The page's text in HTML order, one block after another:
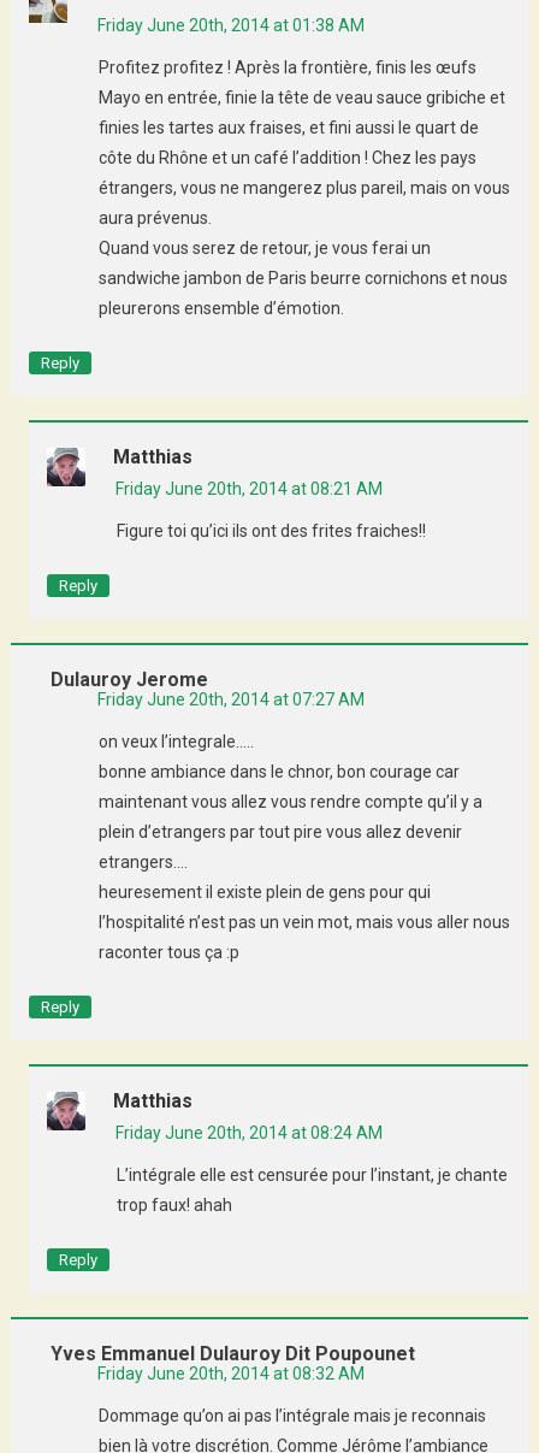
Friday June 20th, 2014 at 01:38 AM
Profitez profitez ! Après la frontière, finis les œufs
Mayo en entrée, finie la tête de veau sauce gribiche et
finies les tartes aux fraises, et fini aussi le quart de
côte du Rhône et un café l’addition ! Chez les pays
étrangers, vous ne mangerez plus pareil, mais on vous
aura prévenus.
Quand vous serez de retour, je vous ferai un
sandwiche jambon de Paris beurre cornichons et nous
pleurerons ensemble d’émotion.
Reply
Matthias
Friday June 20th, 2014 at 08:21 AM
Figure toi qu’ici ils ont des frites fraiches!!
Reply
Dulauroy Jerome
Friday June 20th, 2014 at 07:27 AM
on veux l’integrale…..
bonne ambiance dans le chnor, bon courage car
maintenant vous allez vous rendre compte qu’il y a
plein d’etrangers par tout pire vous allez devenir
etrangers….
heuresement il existe plein de gens pour qui
l’hospitalité n’est pas un vein mot, mais vous aller nous
raconter tous ça :p
Reply
Matthias
Friday June 20th, 2014 at 08:24 AM
L’intégrale elle est censurée pour l’instant, je chante
trop faux! ahah
Reply
Yves Emmanuel Dulauroy Dit Poupounet
Friday June 20th, 2014 at 08:32 AM
Dommage qu’on ai pas l’intégrale mais je reconnais
bien là votre discrétion. Comme Jérôme l’ambiance